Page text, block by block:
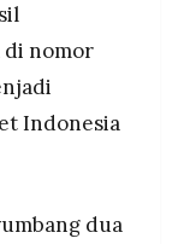
nomor
Indonesia
dua